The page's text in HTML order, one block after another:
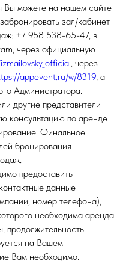
Вы можете на нашем сайте
зал/кабинет
+7 958 538-65-47, в
через официальную
, через
appevent.ru/w/8319, а
Администратора.
другие представители
консультацию по аренде
Финальное
бронирования
предоставить
данные
номер телефона),
необходима аренда
продолжительность
на Вашем
Вам необходимо.